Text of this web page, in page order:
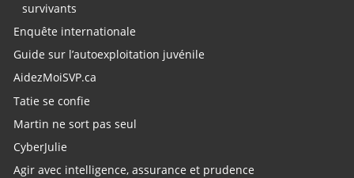
survivants
Enquête internationale
Guide sur l’autoexploitation juvénile
AidezMoiSVP.ca
Tatie se confie
Martin ne sort pas seul
CyberJulie
Agir avec intelligence, assurance et prudence